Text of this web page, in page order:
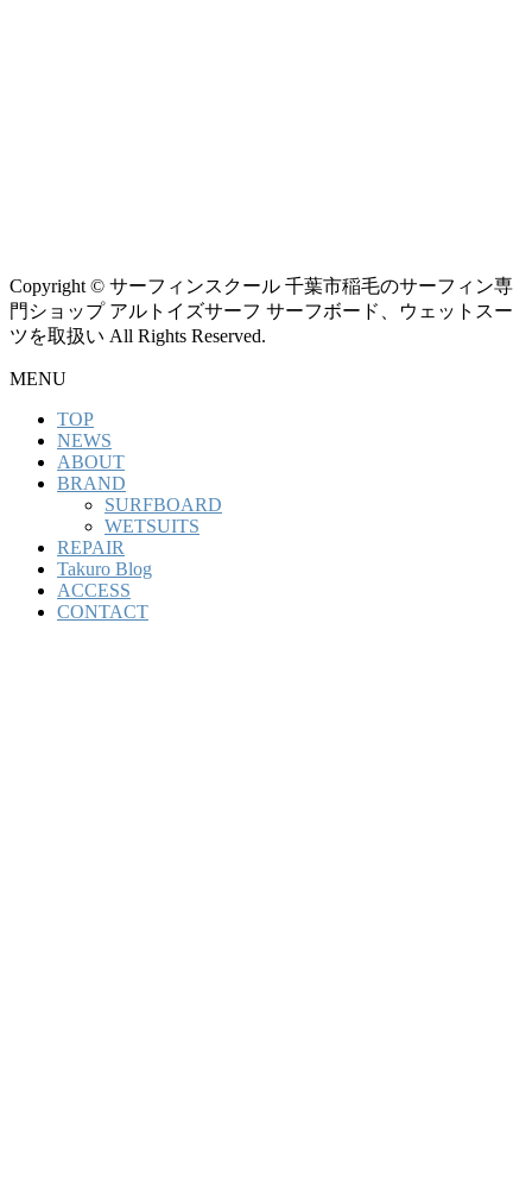
Copyright © サーフィンスクール 千葉市稲毛のサーフィン専
門ショップ アルトイズサーフ サーフボード、ウェットスー
ツを取扱い All Rights Reserved.
MENU
TOP
NEWS
ABOUT
BRAND
SURFBOARD
WETSUITS
REPAIR
Takuro Blog
ACCESS
CONTACT